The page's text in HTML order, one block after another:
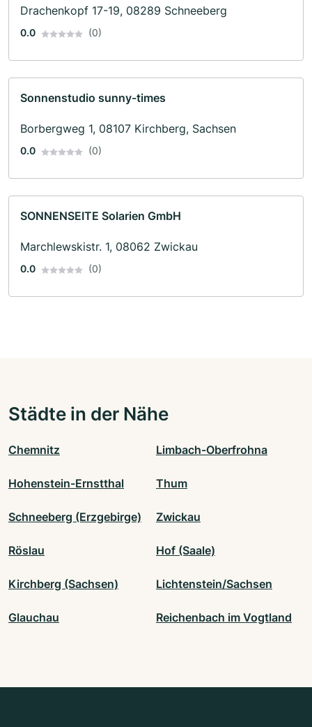
Drachenkopf 17-19, 08289 Schneeberg
0.0 (0)
Sonnenstudio sunny-times
Borbergweg 1, 08107 Kirchberg, Sachsen
0.0 (0)
SONNENSEITE Solarien GmbH
Marchlewskistr. 1, 08062 Zwickau
0.0 (0)
Städte in der Nähe
Chemnitz Limbach-Oberfrohna
Hohenstein-Ernstthal Thum
Schneeberg (Erzgebirge) Zwickau
Röslau Hof (Saale)
Kirchberg (Sachsen) Lichtenstein/Sachsen
Glauchau Reichenbach im Vogtland